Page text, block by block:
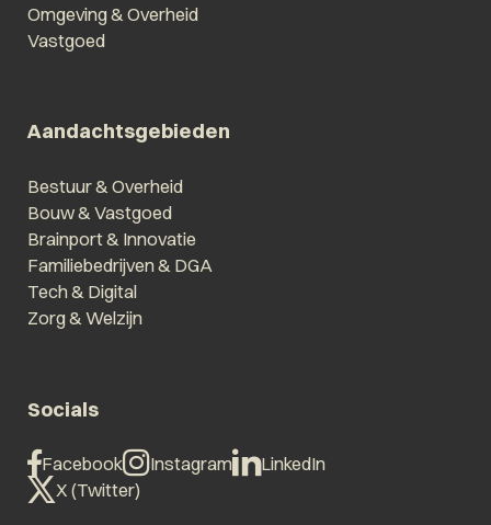
Omgeving & Overheid
Vastgoed
Aandachtsgebieden
Bestuur & Overheid
Bouw & Vastgoed
Brainport & Innovatie
Familiebedrijven & DGA
Tech & Digital
Zorg & Welzijn
Socials
Facebook Instagram
LinkedIn
X (Twitter)